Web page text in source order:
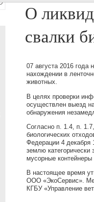
О
свалки
07 августа 2016 года
нахождении в
животных.
В целях проверки
осуществлен выезд
обнаружения
Согласно п. 1.4, п.
биологических
Федерации 4 декабря
землю категорически
мусорные
В настоящее время
ООО «ЭкоСервис».
КГБУ «Управление